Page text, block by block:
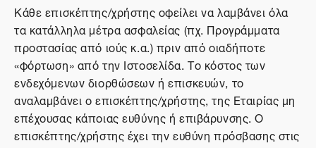
Κάθε επισκέπτης/χρήστης οφείλει να λαμβάνει όλα
τα κατάλληλα μέτρα ασφαλείας (πχ. Προγράμματα
προστασίας από ιούς κ.α.) πριν από οιαδήποτε
«φόρτωση» από την Ιστοσελίδα. Το κόστος των
ενδεχόμενων διορθώσεων ή επισκευών, το
αναλαμβάνει ο επισκέπτης/χρήστης, της Εταιρίας μη
επέχουσας κάποιας ευθύνης ή επιβάρυνσης. Ο
επισκέπτης/χρήστης έχει την ευθύνη πρόσβασης στις